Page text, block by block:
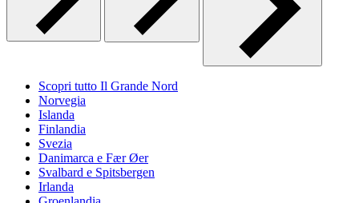
Scopri tutto Il Grande Nord
Norvegia
Islanda
Finlandia
Svezia
Danimarca e Fær Øer
Svalbard e Spitsbergen
Irlanda